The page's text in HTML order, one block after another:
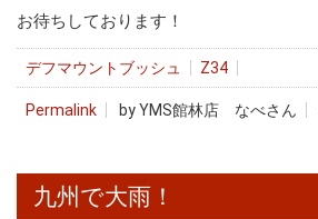
お待ちしております！
デフマウントブッシュ Z34
Permalink by YMS館林店 なべさん
九州で大雨！